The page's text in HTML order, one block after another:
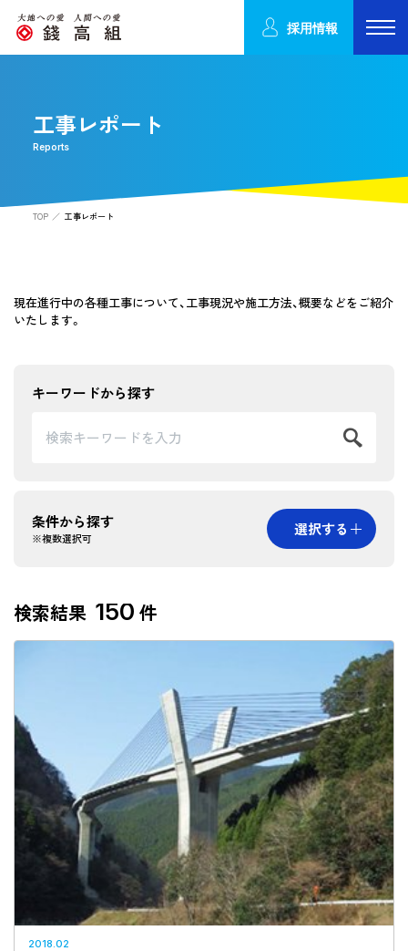
採用情報
工事レポート
Reports
TOP 工事レポート
現在進行中の各種工事について、工事現況や施工方法、概要などをご紹介
いたします。
キーワードから探す
条件から探す
※複数選択可 選択する
北陸 関東 中部
中国 四国 九州・沖縄 海外
掲載年から探す
2021年以降 2011～2015年
2010年以前
当社設計
検索結果 150 件
2018.02